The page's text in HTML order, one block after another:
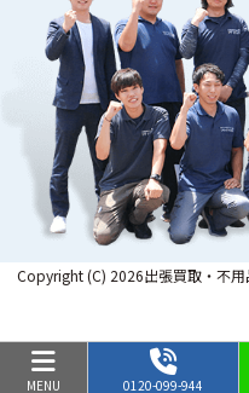
Copyright (C) 2026出張買取・不用
MENU 0120-099-944